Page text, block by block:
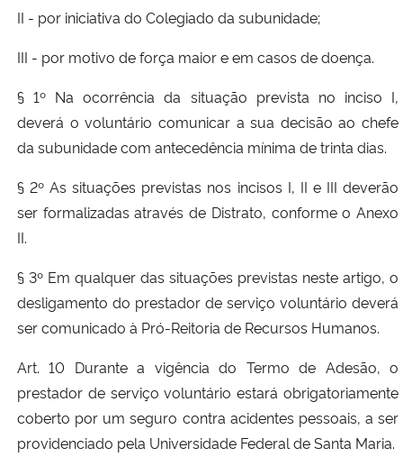
II - por iniciativa do Colegiado da subunidade;
III - por motivo de força maior e em casos de doença.
§ 1º Na ocorrência da situação prevista no inciso I,
deverá o voluntário comunicar a sua decisão ao chefe
da subunidade com antecedência mínima de trinta dias.
§ 2º As situações previstas nos incisos I, II e III deverão
ser formalizadas através de Distrato, conforme o Anexo
II.
§ 3º Em qualquer das situações previstas neste artigo, o
desligamento do prestador de serviço voluntário deverá
ser comunicado à Pró-Reitoria de Recursos Humanos.
Art. 10 Durante a vigência do Termo de Adesão, o
prestador de serviço voluntário estará obrigatoriamente
coberto por um seguro contra acidentes pessoais, a ser
providenciado pela Universidade Federal de Santa Maria.